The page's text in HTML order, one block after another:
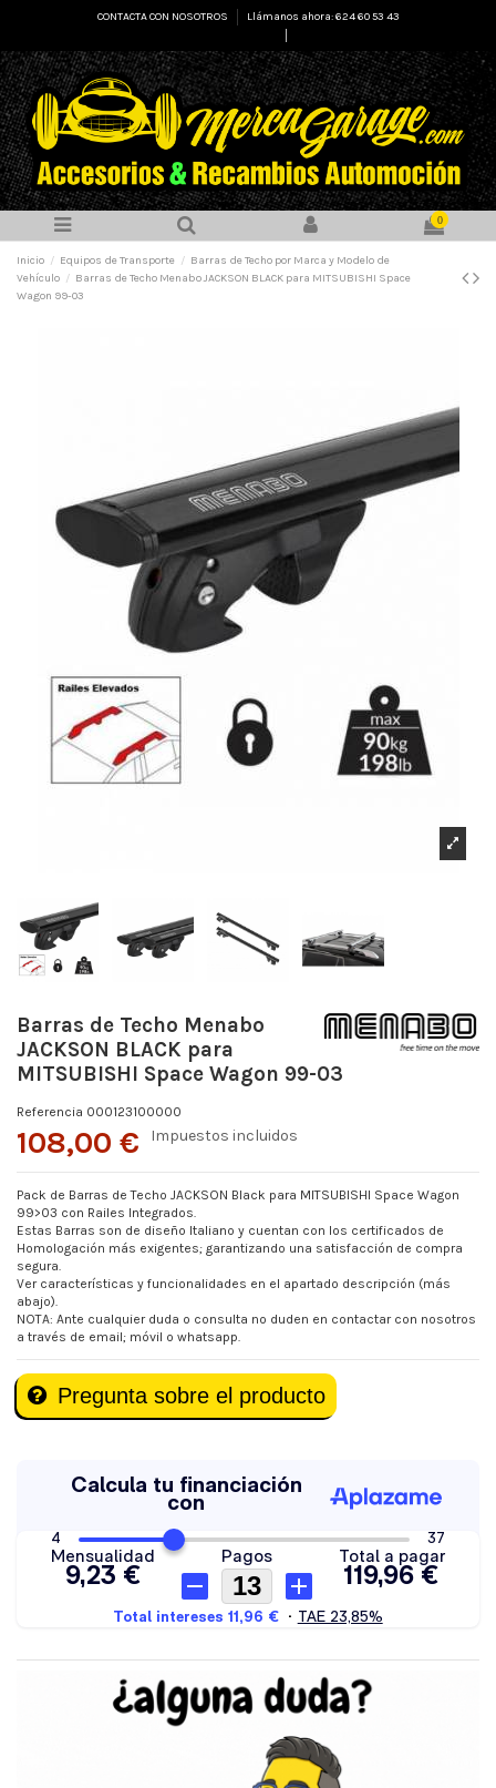
CONTACTA CON NOSOTROS
Llámanos ahora: 624 60 53 43
0
Inicio Equipos de Transporte
Barras de Techo por Marca y Modelo de
Vehículo
Barras de Techo Menabo JACKSON BLACK para MITSUBISHI Space
Wagon 99-03
Barras de Techo Menabo
JACKSON BLACK para
MITSUBISHI Space Wagon 99-03
Referencia 000123100000
108,00 € Impuestos incluidos
Pack de Barras de Techo JACKSON Black para MITSUBISHI Space Wagon
99>03 con Railes Integrados.
Estas Barras son de diseño Italiano y cuentan con los certificados de
Homologación más exigentes; garantizando una satisfacción de compra
segura.
Ver características y funcionalidades en el apartado descripción (más
abajo).
NOTA: Ante cualquier duda o consulta no duden en contactar con nosotros
a través de email; móvil o whatsapp.
Pregunta sobre el producto